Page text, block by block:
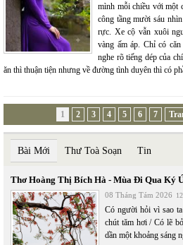
mình mỗi chiều với một
công tầng mười sáu
rực. Xe cộ vẫn xuôi
vàng ấm áp. Chỉ có
nghe rõ tiếng dép của
ăn thì thuận tiện nhưng về đường tình duyên thì có
1 2 3 4 5 6 7
Bài Mới Thư Toà Soạn Tin
Thơ Hoàng Thị Bích Hà - Mùa Đi Qua Ký
08 Tháng Tám 2026
Có người hỏi vì sao
chút tăm hơi / Có lẽ
dần một khoảng sáng